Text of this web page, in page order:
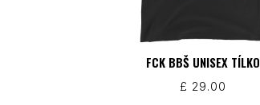
FCK BBŠ UNISEX TÍLKO
£ 29.00